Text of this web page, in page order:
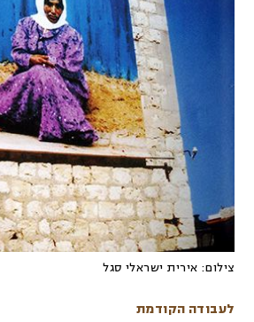
צילום: אירית ישראלי סגל
לעבודה הקודמת